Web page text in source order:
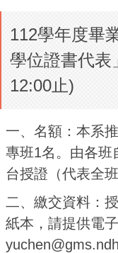
112學年度畢
學位證書代表
12:00止)
一、名額： 本系
專班1名。由各班
台授證（代表全班
二、繳交資料：
紙本，請提供電